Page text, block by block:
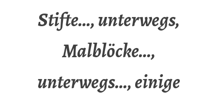
Stifte…, unterwegs,
Malblöcke…,
unterwegs…, einige